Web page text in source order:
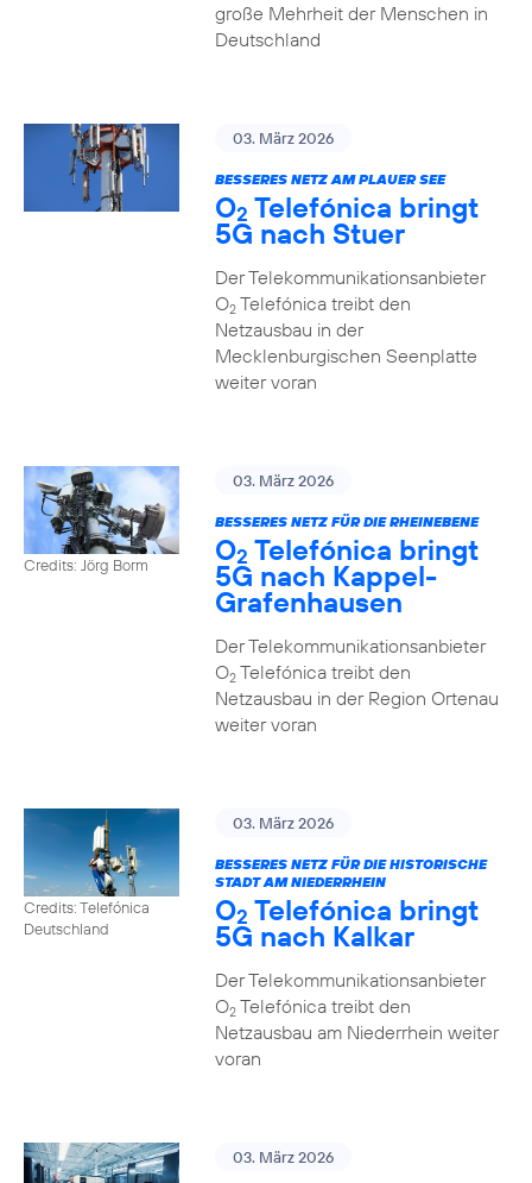
große Mehrheit der Menschen in
Deutschland
03. März 2026
BESSERES NETZ AM PLAUER SEE
O2 Telefónica bringt
5G nach Stuer
Der Telekommunikationsanbieter
O2Telefónica treibt den
Netzausbau in der
Mecklenburgischen Seenplatte
weiter voran
Credits: Jörg Borm
03. März 2026
BESSERES NETZ FÜR DIE RHEINEBENE
O2 Telefónica bringt
5G nach Kappel-
Grafenhausen
Der Telekommunikationsanbieter
O2Telefónica treibt den
Netzausbau in der Region Ortenau
weiter voran
Credits: Telefónica
Deutschland
03. März 2026
BESSERES NETZ FÜR DIE HISTORISCHE
STADT AM NIEDERRHEIN
O2 Telefónica bringt
5G nach Kalkar
Der Telekommunikationsanbieter
O2Telefónica treibt den
Netzausbau am Niederrhein weiter
voran
03. März 2026